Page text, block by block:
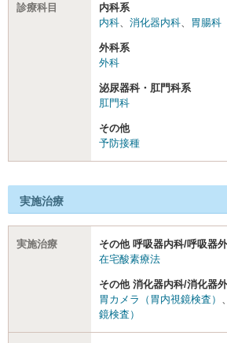
診療科目
内科系
内科
消化器内科 胃腸科
外科系
外科
泌尿器科・肛門科系
肛門科
その他
予防接種
実施治療
実施治療
その他 呼吸器内科/呼吸器
在宅酸素療法
その他 消化器内科/消化器
胃カメラ（胃内視鏡検査）
鏡検査）